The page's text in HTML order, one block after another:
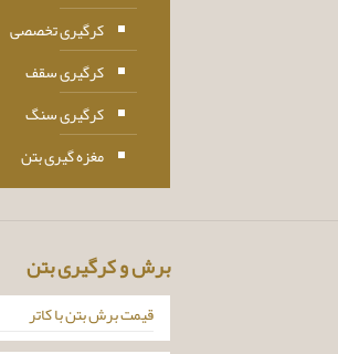
کرگیری تخصصی
کرگیری سقف
کرگیری سنگ
مغزه گیری بتن
برش و کرگیری بتن
قیمت برش بتن با کاتر